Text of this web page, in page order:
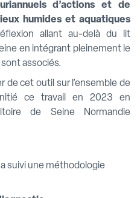
d’actions et de
humides et aquatiques
allant au-delà du lit
en intégrant pleinement le
associés.
de cet outil sur l’ensemble de
ce travail en 2023 en
de Seine Normandie
suivi une méthodologie